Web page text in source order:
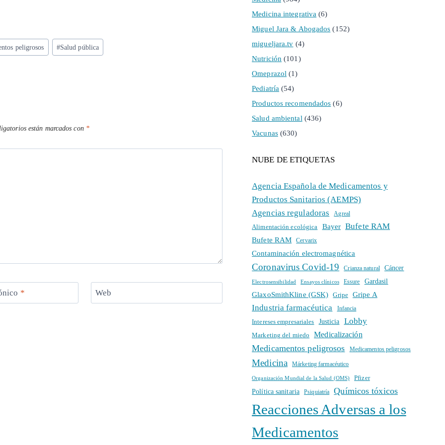
peligrosos #Salud pública
están marcados con *
* Web
Medicina integrativa (6)
Miguel Jara & Abogados (152)
migueljara.tv (4)
Nutrición (101)
Omeprazol (1)
Pediatría (54)
Productos recomendados (6)
Salud ambiental (436)
Vacunas(630)
NUBE DE ETIQUETAS
Agencia Española de Medicamentos y
Productos Sanitarios (AEMPS)
Agencias reguladoras
Agreal
Alimentación ecológica Bayer Bufete RAM
Bufete RAM Cervarix
Contaminación electromagnética
Coronavirus Covid-19 Crianza natural Cáncer
Electrosensibilidad Ensayos clínicos Essure Gardasil
GlaxoSmithKline (GSK) Gripe Gripe A
Industria farmacéutica Infancia
Intereses empresariales Justicia Lobby
Marketing del miedo Medicalización
Medicamentos peligrosos Medicamentos peligrosos
Medicina Márketing farmacéutico
Organización Mundial de la Salud (OMS) Pfizer
Política sanitaria Psiquiatría Químicos tóxicos
Reacciones Adversas a los
Medicamentos